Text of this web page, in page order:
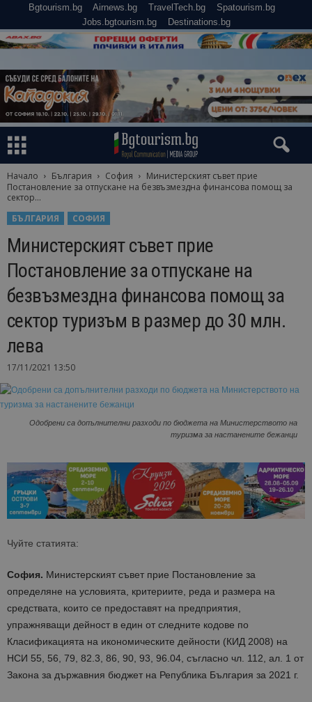
Bgtourism.bg Airnews.bg TravelTech.bg
Spatourism.bg
Jobs.bgtourism.bg
Destinations.bg
Начало България София
Министерският съвет прие
Постановление за отпускане на безвъзмездна финансова помощ за
сектор...
БЪЛГАРИЯ
СОФИЯ
Министерският съвет прие
Постановление за отпускане на
безвъзмездна финансова помощ за
сектор туризъм в размер до 30 млн.
лева
17/11/2021 13:50
Одобрени са допълнителни разходи по бюджета на Министерството на
туризма за настанените бежанци
Чуйте статията:
София. Министерският съвет прие Постановление за
определяне на условията, критериите, реда и размера на
средствата, които се предоставят на предприятия,
упражняващи дейност в един от следните кодове по
Класификацията на икономическите дейности (КИД 2008) на
НСИ 55, 56, 79, 82.3, 86, 90, 93, 96.04, съгласно чл. 112, ал. 1 от
Закона за държавния бюджет на Република България за 2021 г.